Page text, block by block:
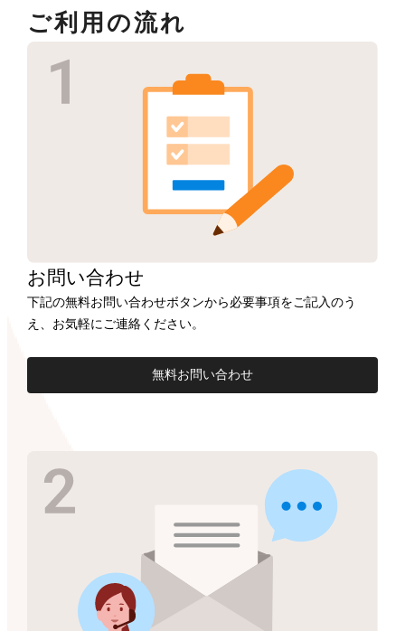
ご利用の流れ
お問い合わせ
下記の無料お問い合わせボタンから必要事項をご記入のう
え、お気軽にご連絡ください。
無料お問い合わせ